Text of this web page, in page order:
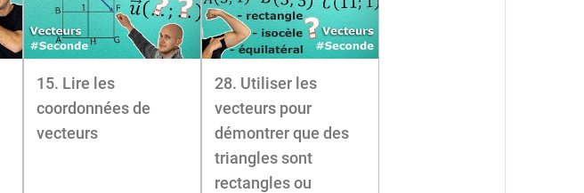
15. Lire les
coordonnées de
vecteurs
28. Utiliser les
vecteurs pour
démontrer que des
triangles sont
rectangles ou